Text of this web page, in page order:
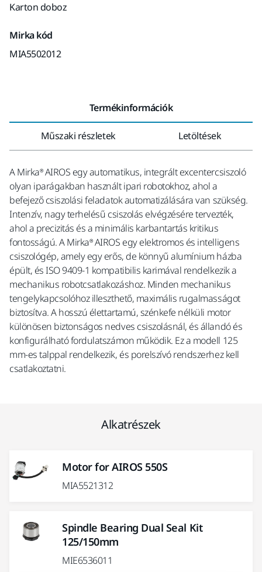
Karton doboz
Mirka kód
MIA5502012
Termékinformációk
Műszaki részletek Letöltések
A Mirka® AIROS egy automatikus, integrált excentercsiszoló
olyan iparágakban használt ipari robotokhoz, ahol a
befejező csiszolási feladatok automatizálására van szükség.
Intenzív, nagy terhelésű csiszolás elvégzésére tervezték,
ahol a precizitás és a minimális karbantartás kritikus
fontosságú. A Mirka® AIROS egy elektromos és intelligens
csiszológép, amely egy erős, de könnyű alumínium házba
épült, és ISO 9409-1 kompatibilis karimával rendelkezik a
mechanikus robotcsatlakozáshoz. Minden mechanikus
tengelykapcsolóhoz illeszthető, maximális rugalmasságot
biztosítva. A hosszú élettartamú, szénkefe nélküli motor
különösen biztonságos nedves csiszolásnál, és állandó és
konfigurálható fordulatszámon működik. Ez a modell 125
mm-es talppal rendelkezik, és porelszívó rendszerhez kell
csatlakoztatni.
Alkatrészek
Motor for AIROS 550S
MIA5521312
Spindle Bearing Dual Seal Kit
125/150mm
MIE6536011